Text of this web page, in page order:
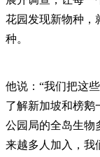
花园发现新物种，
种。
他说：“我们把这
了解新加坡和榜鹅
公园局的全岛生物
来越多人加入，我